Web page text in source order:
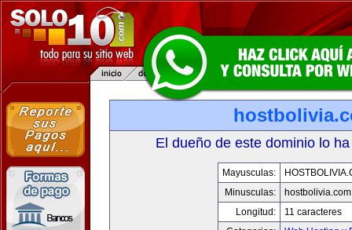
El dueño de este dominio lo
Mayusculas:
Minusculas:
hostbolivia.com
Longitud:
11 caracteres